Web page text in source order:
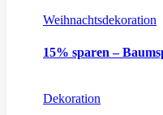
Weihnachtsdekoration
15% sparen –
Dekoration